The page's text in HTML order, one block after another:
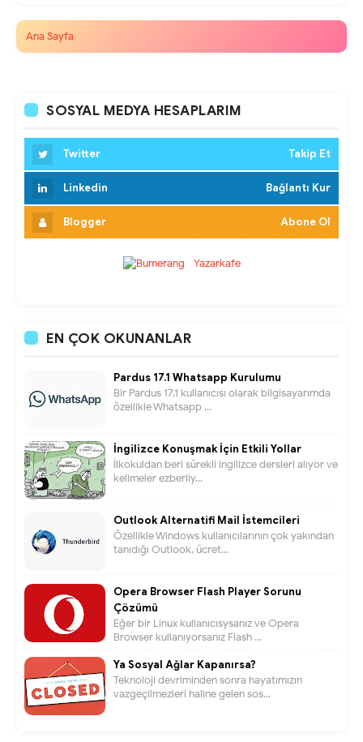
Ana Sayfa
SOSYAL MEDYA HESAPLARIM
Twitter Takip Et
Linkedin Bağlantı Kur
Blogger Abone Ol
EN ÇOK OKUNANLAR
Pardus 17.1 Whatsapp Kurulumu
Bir Pardus 17.1 kullanıcısı olarak bilgisayarımda
özellikle Whatsapp ...
İngilizce Konuşmak İçin Etkili Yollar
İlkokuldan beri sürekli ingilizce dersleri alıyor ve
kelimeler ezberliy...
Outlook Alternatifi Mail İstemcileri
Özellikle Windows kullanıcılarının çok yakından
tanıdığı Outlook, ücret...
Opera Browser Flash Player Sorunu
Çözümü
Eğer bir Linux kullanıcısysanız ve Opera
Browser kullanıyorsanız Flash ...
Ya Sosyal Ağlar Kapanırsa?
Teknoloji devriminden sonra hayatımızın
vazgeçilmezleri haline gelen sos...